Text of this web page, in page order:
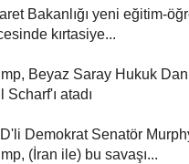
Bakanlığı yeni eğitim-
kırtasiye...
Beyaz Saray Hukuk
Scharf'ı atadı
Demokrat Senatör
(İran ile) bu savaşı...